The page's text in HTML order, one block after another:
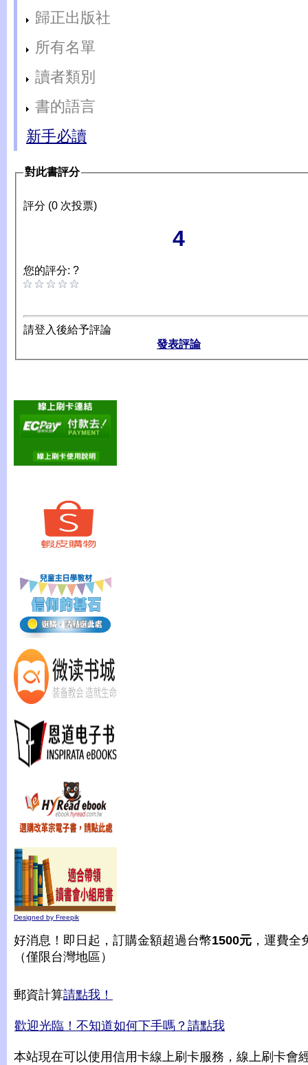
歸正出版社
所有名單
讀者類別
書的語言
新手必讀
對此書評分
評分 (0 次投票)
4
您的評分: ?
請登入後給予評論
發表評論
Designed by Freepik
好消息！即日起，訂購金額超過台幣1500元 ，運費全
（僅限台灣地區）
郵資計算請點我！
歡迎光臨！不知道如何下手嗎？請點我
本站現在可以使用信用卡線上刷卡服務，線上刷卡會